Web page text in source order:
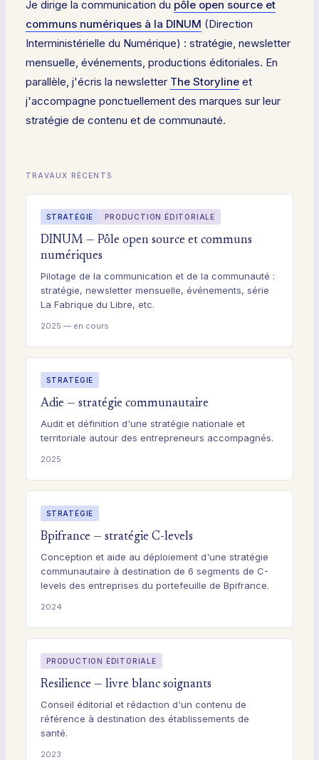
Je dirige la communication du pôle open source et
communs numériques à la DINUM (Direction
Interministérielle du Numérique) : stratégie, newsletter
mensuelle, événements, productions éditoriales. En
parallèle, j'écris la newsletter The Storyline et
j'accompagne ponctuellement des marques sur leur
stratégie de contenu et de communauté.
TRAVAUX RÉCENTS
STRATÉGIE PRODUCTION ÉDITORIALE
DINUM — Pôle open source et communs
numériques
Pilotage de la communication et de la communauté :
stratégie, newsletter mensuelle, événements, série
La Fabrique du Libre, etc.
2025 — en cours
STRATÉGIE
Adie — stratégie communautaire
Audit et définition d'une stratégie nationale et
territoriale autour des entrepreneurs accompagnés.
2025
STRATÉGIE
Bpifrance — stratégie C-levels
Conception et aide au déploiement d'une stratégie
communautaire à destination de 6 segments de C-
levels des entreprises du portefeuille de Bpifrance.
2024
PRODUCTION ÉDITORIALE
Resilience — livre blanc soignants
Conseil éditorial et rédaction d'un contenu de
référence à destination des établissements de
santé.
2023